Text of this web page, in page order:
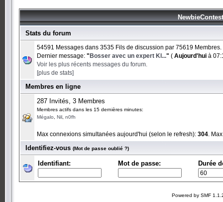
Stats du forum
54591 Messages dans 3535 Fils de discussion par 75619
Dernier message: " Bosser avec un expert Kl..." ( Aujourd'hui à
Voir les plus récents messages du forum.
[plus de stats]
Membres en ligne
287 Invités, 3 Membres
Membres actifs dans les 15 dernières minutes:
Mégalo
Nil n0fh
Max connexions simultanées aujourd'hui (selon le refresh): 304 .
Identifiez-vous (Mot de passe oublié ?)
Identifiant: Mot de passe: Durée
Powered by SMF